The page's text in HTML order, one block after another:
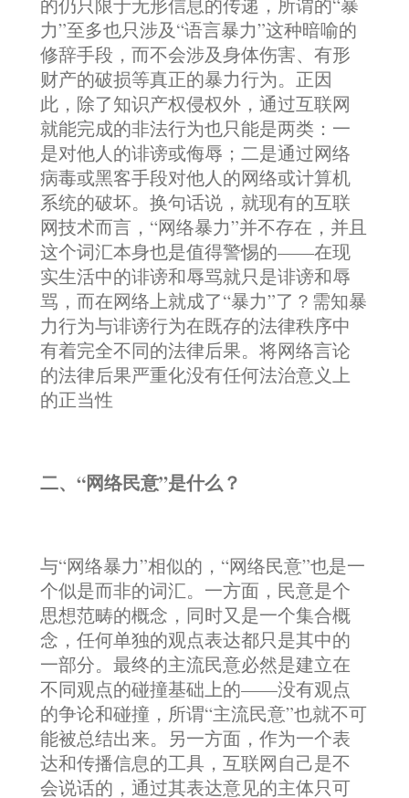
的仍只限于无形信息的传递，所谓的“暴
力”至多也只涉及“语言暴力”这种暗喻的
修辞手段，而不会涉及身体伤害、有形
财产的破损等真正的暴力行为。正因
此，除了知识产权侵权外，通过互联网
就能完成的非法行为也只能是两类：一
是对他人的诽谤或侮辱；二是通过网络
病毒或黑客手段对他人的网络或计算机
系统的破坏。换句话说，就现有的互联
网技术而言，“网络暴力”并不存在，并且
这个词汇本身也是值得警惕的——在现
实生活中的诽谤和辱骂就只是诽谤和辱
骂，而在网络上就成了“暴力”了？需知暴
力行为与诽谤行为在既存的法律秩序中
有着完全不同的法律后果。将网络言论
的法律后果严重化没有任何法治意义上
的正当性
二、“网络民意”是什么？
与“网络暴力”相似的，“网络民意”也是一
个似是而非的词汇。一方面，民意是个
思想范畴的概念，同时又是一个集合概
念，任何单独的观点表达都只是其中的
一部分。最终的主流民意必然是建立在
不同观点的碰撞基础上的——没有观点
的争论和碰撞，所谓“主流民意”也就不可
能被总结出来。另一方面，作为一个表
达和传播信息的工具，互联网自己是不
会说话的，通过其表达意见的主体只可